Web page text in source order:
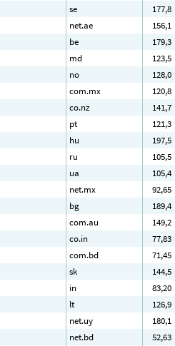
se 177,8
net.ae 156,1
be 179,3
md 123,5
no 128,0
com.mx 120,8
co.nz 141,7
pt 121,3
hu 197,5
ru 105,5
ua 105,4
net.mx 92,65
bg 189,4
com.au 149,2
co.in 77,83
com.bd 71,45
sk 144,5
in 83,20
lt 126,9
net.uy 180,1
net.bd 52,63